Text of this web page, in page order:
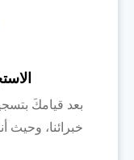
بعد قيامكَ
خبرائنا، وحيث